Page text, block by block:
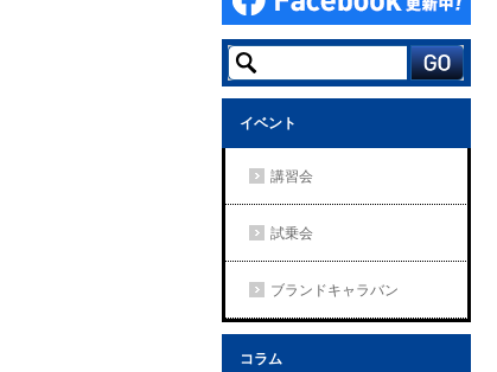
イベント
講習会
試乗会
ブランドキャラバン
コラム